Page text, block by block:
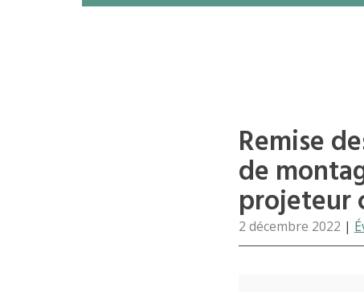
Remise
de
projeteur
2 décembre 2022 |